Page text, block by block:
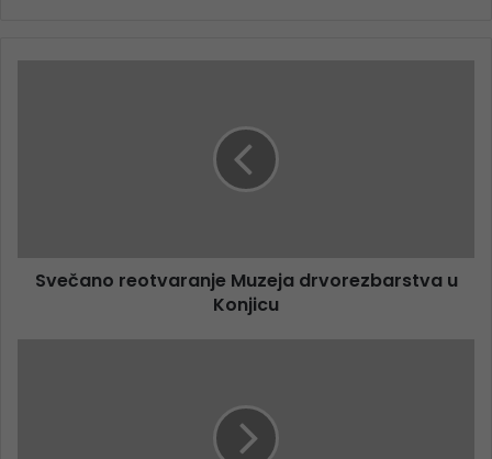
Svečano reotvaranje Muzeja drvorezbarstva u
Konjicu